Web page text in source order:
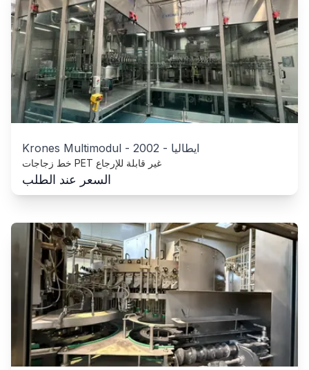
Krones Multimodul - 2002 - ايطاليا
خط زجاجات PET غير قابلة للإرجاع
السعر عند الطلب